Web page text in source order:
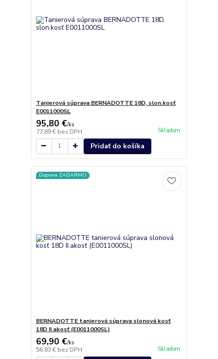
Tanierová súprava BERNADOTTE 18D, slon.kosť
E0011000SL
95,80 €/ks
77,89 € bez DPH Skladom
Pridať do košíka
Doprava ZADARMO
BERNADOTTE tanierová súprava slonová kosť
18D II.akosť (E0011000SL)
69,90 €/ks
56,83 € bez DPH Skladom